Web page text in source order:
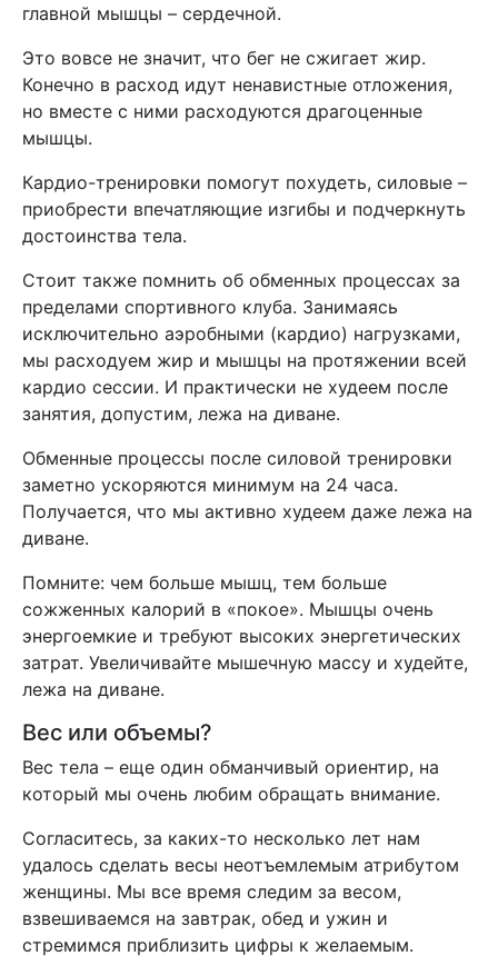
главной мышцы – сердечной.
Это вовсе не значит, что бег не сжигает жир.
Конечно в расход идут ненавистные отложения,
но вместе с ними расходуются драгоценные
мышцы.
Кардио-тренировки помогут похудеть, силовые –
приобрести впечатляющие изгибы и подчеркнуть
достоинства тела.
Стоит также помнить об обменных процессах за
пределами спортивного клуба. Занимаясь
исключительно аэробными (кардио) нагрузками,
мы расходуем жир и мышцы на протяжении всей
кардио сессии. И практически не худеем после
занятия, допустим, лежа на диване.
Обменные процессы после силовой тренировки
заметно ускоряются минимум на 24 часа.
Получается, что мы активно худеем даже лежа на
диване.
Помните: чем больше мышц, тем больше
сожженных калорий в «покое». Мышцы очень
энергоемкие и требуют высоких энергетических
затрат. Увеличивайте мышечную массу и худейте,
лежа на диване.
Вес или объемы?
Вес тела – еще один обманчивый ориентир, на
который мы очень любим обращать внимание.
Согласитесь, за каких-то несколько лет нам
удалось сделать весы неотъемлемым атрибутом
женщины. Мы все время следим за весом,
взвешиваемся на завтрак, обед и ужин и
стремимся приблизить цифры к желаемым.